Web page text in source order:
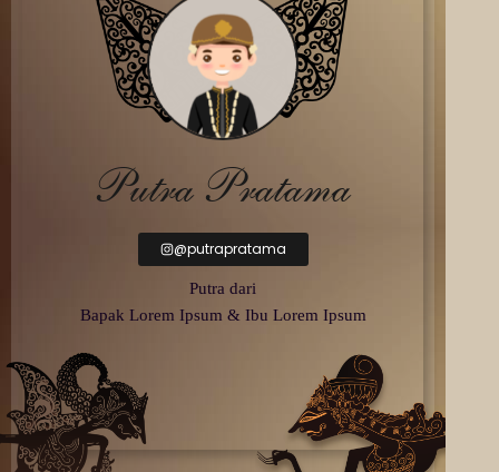
Putra Pratama
@putrapratama
Putra dari
Bapak Lorem Ipsum & Ibu Lorem Ipsum